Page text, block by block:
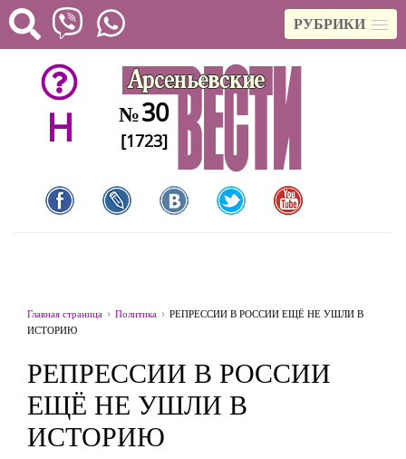
РУБРИКИ
H №30
[1723]
Главная страница Политика
РЕПРЕССИИ В РОССИИ ЕЩЁ НЕ УШЛИ В
ИСТОРИЮ
РЕПРЕССИИ В РОССИИ
ЕЩЁ НЕ УШЛИ В
ИСТОРИЮ